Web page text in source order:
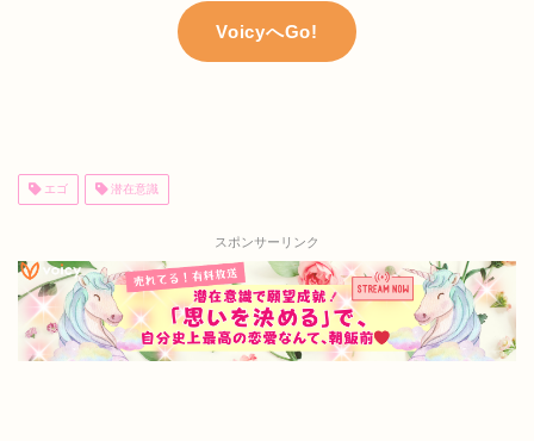
VoicyへGo!
エゴ 潜在意識
スポンサーリンク